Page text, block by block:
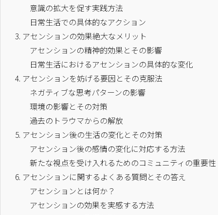
意識の拡大を促す実践方法
日常生活での具体的なアクション
3. アセンションの効果絶大なメリット
アセンションの精神的効果とその影響
日常生活におけるアセンションの具体的な変化
4. アセンションを妨げる要因とその克服法
ネガティブな思考パターンの影響
環境の影響とその対策
過去のトラウマからの解放
5. アセンション後の生活の変化とその対策
アセンション後の感情の変化に対応する方法
新たな視点を受け入れるためのコミュニティの重要性
6. アセンションに関するよくある質問とその答え
アセンションとは何か？
アセンションの効果を実感する方法